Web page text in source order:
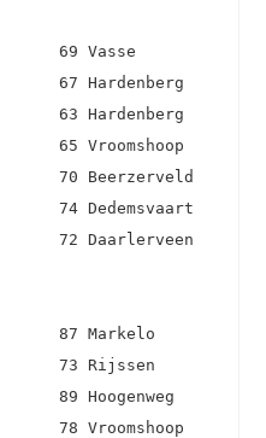
69 Vasse
67 Hardenberg
63 Hardenberg
65 Vroomshoop
70 Beerzerveld
74 Dedemsvaart
72 Daarlerveen
87 Markelo
73 Rijssen
89 Hoogenweg
78 Vroomshoop